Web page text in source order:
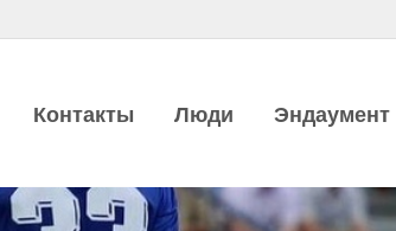
Контакты Люди Эндаумент